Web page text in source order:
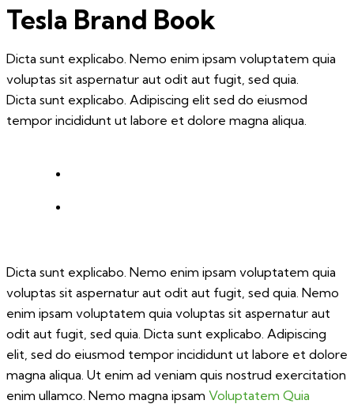
Tesla Brand Book
Dicta sunt explicabo. Nemo enim ipsam voluptatem quia
voluptas sit aspernatur aut odit aut fugit, sed quia.
Dicta sunt explicabo. Adipiscing elit sed do eiusmod
tempor incididunt ut labore et dolore magna aliqua.
Dicta sunt explicabo. Nemo enim ipsam voluptatem quia
voluptas sit aspernatur aut odit aut fugit, sed quia. Nemo
enim ipsam voluptatem quia voluptas sit aspernatur aut
odit aut fugit, sed quia. Dicta sunt explicabo. Adipiscing
elit, sed do eiusmod tempor incididunt ut labore et dolore
magna aliqua. Ut enim ad veniam quis nostrud exercitation
enim ullamco. Nemo magna ipsam Voluptatem Quia